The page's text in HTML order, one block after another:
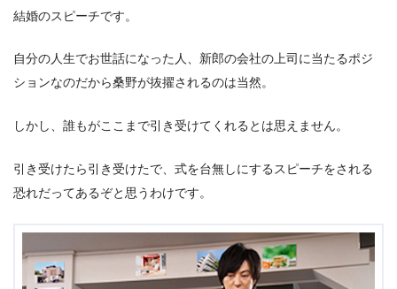
結婚のスピーチです。
自分の人生でお世話になった人、新郎の会社の上司に当たるポジ
ションなのだから桑野が抜擢されるのは当然。
しかし、誰もがここまで引き受けてくれるとは思えません。
引き受けたら引き受けたで、式を台無しにするスピーチをされる
恐れだってあるぞと思うわけです。